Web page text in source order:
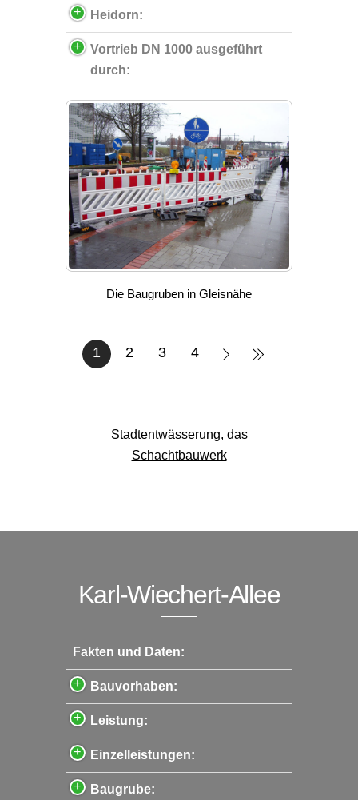
Heidorn:
Vortrieb DN 1000 ausgeführt
durch:
Die Baugruben in Gleisnähe
1 2 3 4
Stadtentwässerung, das
Schachtbauwerk
Karl-Wiechert-Allee
Fakten und Daten:
Bauvorhaben:
Leistung:
Einzelleistungen:
Baugrube: